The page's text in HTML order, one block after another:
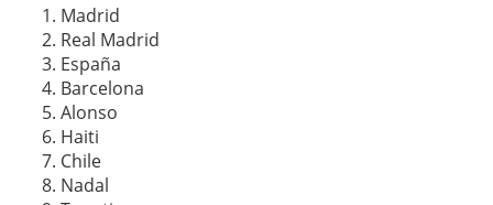
Madrid
Real Madrid
España
Barcelona
Alonso
Haiti
Chile
Nadal